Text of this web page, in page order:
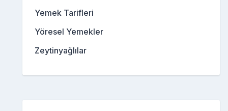
Yemek Tarifleri
Yöresel Yemekler
Zeytinyağlılar